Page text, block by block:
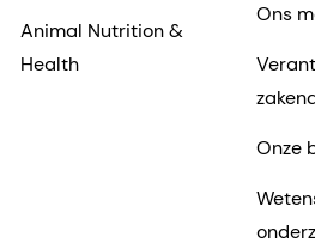
Animal Nutrition &
Health
Ons
Onze